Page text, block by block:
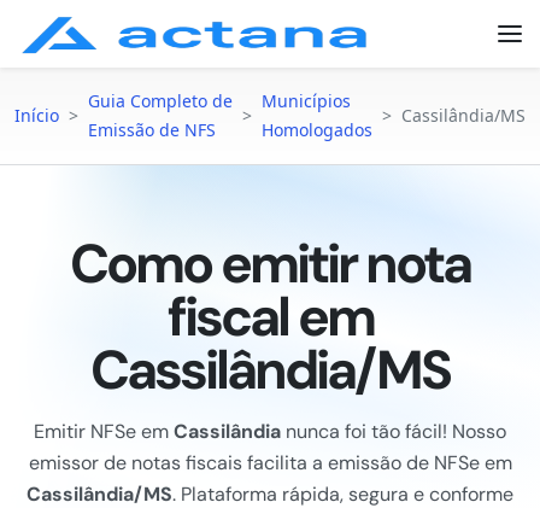
Início >
Guia Completo de
Emissão de NFS
>
Municípios
Homologados
> Cassilândia/MS
Como emitir nota
fiscal em
Cassilândia/MS
Emitir NFSe emCassilândia nunca foi tão fácil! Nosso
emissor de notas fiscais facilita a emissão de NFSe em
Cassilândia/MS. Plataforma rápida, segura e conforme